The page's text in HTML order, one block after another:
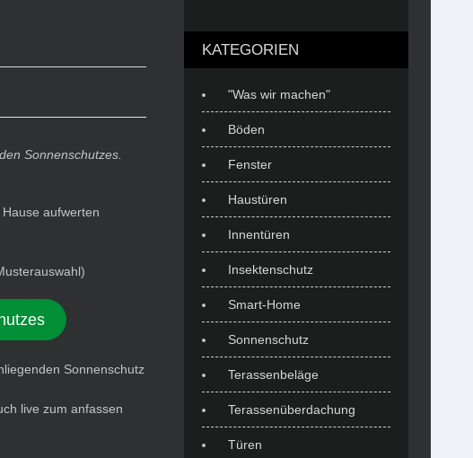
Sonnenschutzes.
aufwerten
Sonnenschutz
live zum anfassen
KATEGORIEN
"Was wir machen"
Böden
Fenster
Haustüren
Innentüren
Insektenschutz
Smart-Home
Sonnenschutz
Terassenbeläge
Terassenüberdachung
Türen